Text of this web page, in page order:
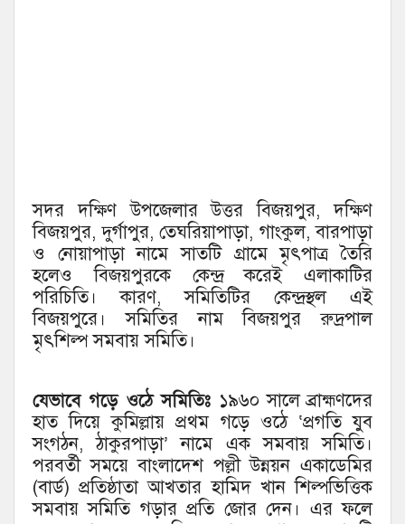
সদর দক্ষিণ উপজেলার উত্তর বিজয়পুর, দক্ষিণ
বিজয়পুর, দুর্গাপুর, তেঘরিয়াপাড়া, গাংকুল, বারপাড়া
ও নোয়াপাড়া নামে সাতটি গ্রামে মৃৎপাত্র তৈরি
হলেও বিজয়পুরকে কেন্দ্র করেই এলাকাটির
পরিচিতি। কারণ, সমিতিটির কেন্দ্রস্থল এই
বিজয়পুরে। সমিতির নাম বিজয়পুর রুদ্রপাল
মৃৎশিল্প সমবায় সমিতি।
যেভাবে গড়ে ওঠে সমিতিঃ ১৯৬০ সালে ব্রাহ্মণদের
হাত দিয়ে কুমিল্লায় প্রথম গড়ে ওঠে ‘প্রগতি যুব
সংগঠন, ঠাকুরপাড়া’ নামে এক সমবায় সমিতি।
পরবর্তী সময়ে বাংলাদেশ পল্লী উন্নয়ন একাডেমির
(বার্ড) প্রতিষ্ঠাতা আখতার হামিদ খান শিল্পভিত্তিক
সমবায় সমিতি গড়ার প্রতি জোর দেন। এর ফলে